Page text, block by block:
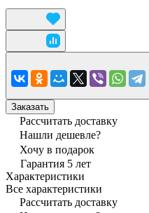
Заказать
Рассчитать доставку
Нашли дешевле?
Хочу в подарок
Гарантия 5 лет
Характеристики
Все характеристики
Рассчитать доставку